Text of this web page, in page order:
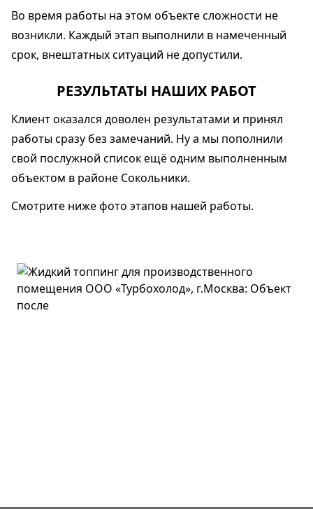
Во время работы на этом объекте сложности не
возникли. Каждый этап выполнили в намеченный
срок, внештатных ситуаций не допустили.
РЕЗУЛЬТАТЫ НАШИХ РАБОТ
Клиент оказался доволен результатами и принял
работы сразу без замечаний. Ну а мы пополнили
свой послужной список ещё одним выполненным
объектом в районе Сокольники.
Смотрите ниже фото этапов нашей работы.